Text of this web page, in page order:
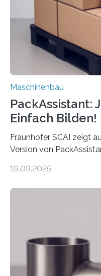
Exemplare pro Stunde.
Auftrag kann das
Maschinenbau
PackAssistant:
Einfach Bilden!
Fraunhofer SCAI zeigt
Version von
Automobil,
Teile als eine Einheit
der Benutzer vorgeben
über die Positionierung
besser in spezifische
einzubinden. Sankt
vom 23. bis 25.
19.09.2025